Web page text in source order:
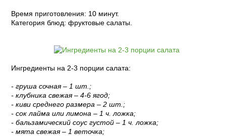
Время приготовления: 10 минут.
Категория блюд: фруктовые салаты.
Ингредиенты на 2-3 порции салата:
- груша сочная – 1 шт.;
- клубника свежая – 4-6 ягод;
- киви среднего размера – 2 шт.;
- сок лайма или лимона – 1 ч. ложка;
- бальзамический соус густой – 1 ч. ложка;
- мята свежая – 1 веточка;